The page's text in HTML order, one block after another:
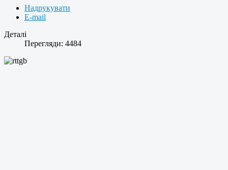
Надрукувати
E-mail
Деталі
Перегляди: 4484